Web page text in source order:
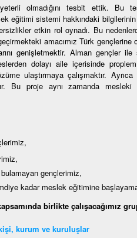
olmadığını tesbit ettik. Bu
eğitimi sistemi hakkındaki
etkin rol oynadı. Bu
amacımız Türk
genişletmektir. Alman gençler ile
dolayı aile içerisinde
ulaştırmaya çalışmaktır.
Bu proje aynı zamanda
gençlerimiz,
kadar meslek eğitimine
birlikte çalışacağımız
kurum ve kuruluşlar